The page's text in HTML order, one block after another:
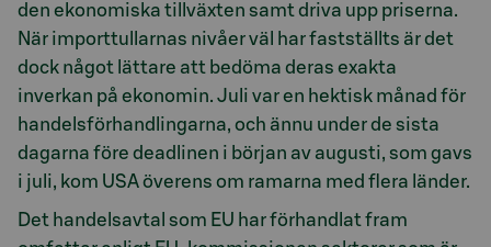
den ekonomiska tillväxten samt driva upp priserna.
När importtullarnas nivåer väl har fastställts är det
dock något lättare att bedöma deras exakta
inverkan på ekonomin. Juli var en hektisk månad för
handelsförhandlingarna, och ännu under de sista
dagarna före deadlinen i början av augusti, som gavs
i juli, kom USA överens om ramarna med flera länder.
Det handelsavtal som EU har förhandlat fram